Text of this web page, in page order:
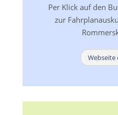
Per Klick auf den
zur
Webseite